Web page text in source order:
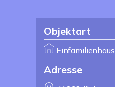
Objektart
Einfamilienhaus
Adresse